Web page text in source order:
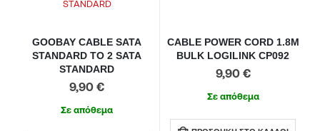
GOOBAY CABLE SATA
STANDARD TO 2 SATA
STANDARD
9,90 €
Σε απόθεμα
CABLE POWER CORD 1.8M
BULK LOGILINK CP092
9,90 €
Σε απόθεμα